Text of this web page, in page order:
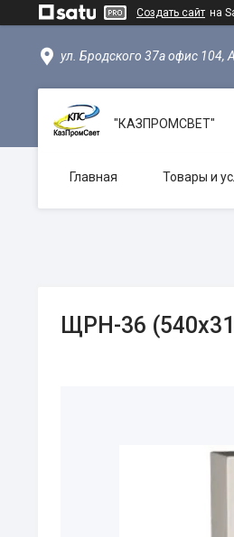
Создать сайт на
ул. Бродского 37а офис 104,
"КАЗПРОМСВЕТ"
Главная Товары и
ЩРН-36